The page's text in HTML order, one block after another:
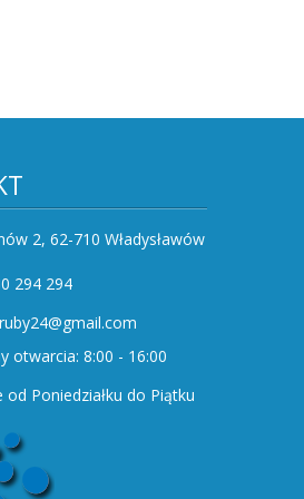
2, 62-710 Władysławów
294 294
otwarcia: 8:00 - 16:00
od Poniedziałku do Piątku